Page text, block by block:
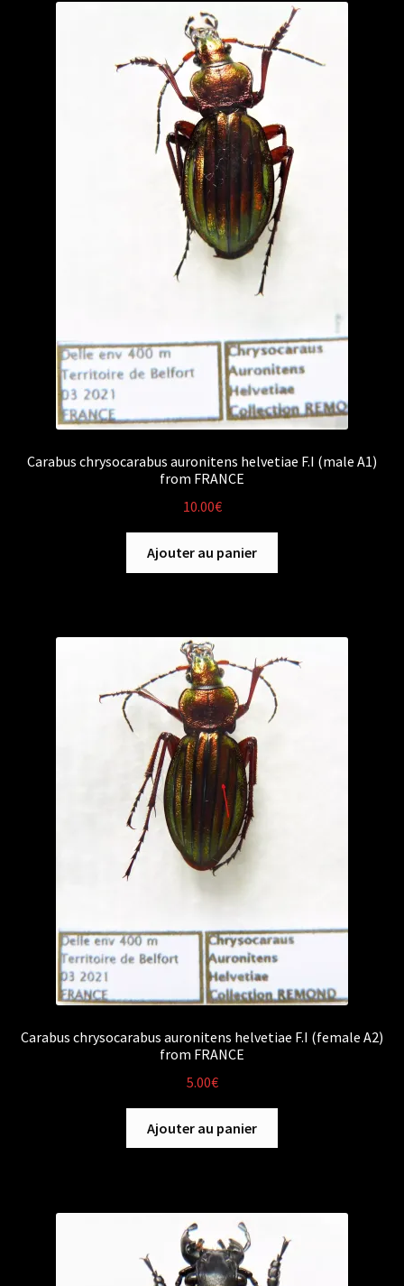
Carabus chrysocarabus auronitens helvetiae F.I (male A1)
from FRANCE
10.00€
Ajouter au panier
Carabus chrysocarabus auronitens helvetiae F.I (female A2)
from FRANCE
5.00€
Ajouter au panier